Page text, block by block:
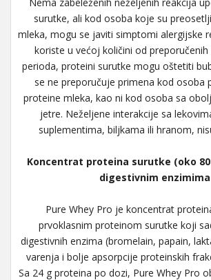
surutke, ali kod osoba koje su
mleka, mogu se javiti simptomi alergijske
koriste u većoj količini od
perioda, proteini surutke mogu oštetiti
se ne preporučuje primena kod osoba
proteine mleka, kao ni kod osoba sa
jetre. Neželjene interakcije sa
suplementima, biljkama ili hranom,
Koncentrat proteina surutke (oko
digestivnim enzimima
Pure Whey Pro je koncentrat
prvoklasnim proteinom surutke koji
digestivnih enzima (bromelain, papain,
varenja i bolje apsorpcije proteinskih
Sa 24 g proteina po dozi, Pure Whey Pro